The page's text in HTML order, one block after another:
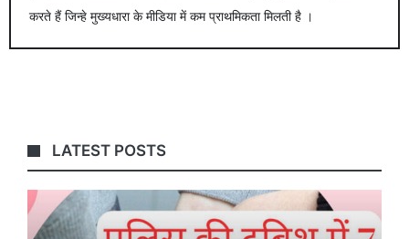
करते हैं जिन्हे मुख्यधारा के मीडिया में कम प्राथमिकता मिलती है ।
LATEST POSTS